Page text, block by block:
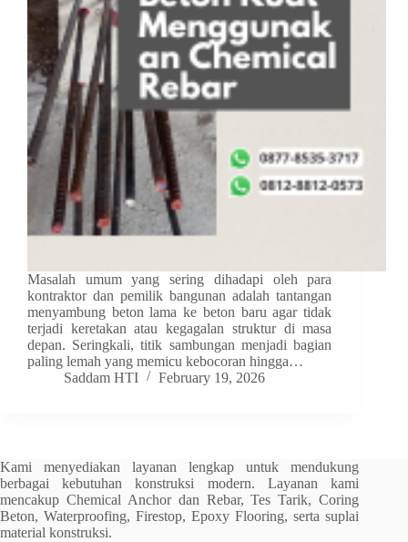
Masalah umum yang sering dihadapi oleh para
kontraktor dan pemilik bangunan adalah tantangan
menyambung beton lama ke beton baru agar tidak
terjadi keretakan atau kegagalan struktur di masa
depan. Seringkali, titik sambungan menjadi bagian
paling lemah yang memicu kebocoran hingga…
Saddam HTI
February 19, 2026
Kami menyediakan layanan lengkap untuk mendukung
berbagai kebutuhan konstruksi modern. Layanan kami
mencakup Chemical Anchor dan Rebar, Tes Tarik, Coring
Beton, Waterproofing, Firestop, Epoxy Flooring, serta suplai
material konstruksi.